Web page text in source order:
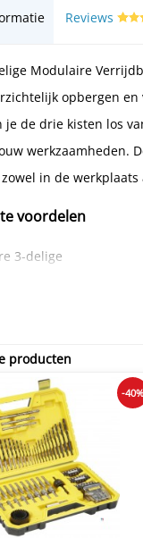
Reviews
Modulaire
opbergen
je de drie kisten los
werkzaamheden.
in de werkplaats
voordelen
3-delige
producten
-40%